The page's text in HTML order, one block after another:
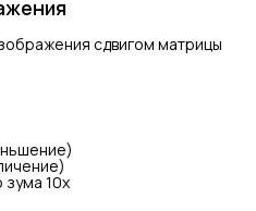
сдвигом матрицы
зума 10x